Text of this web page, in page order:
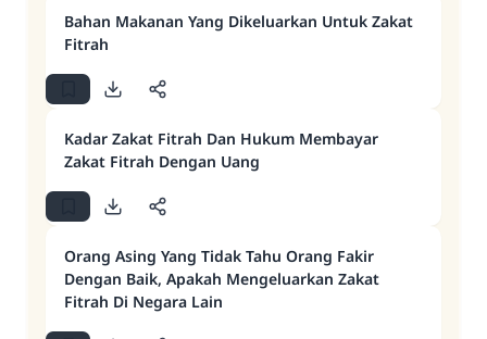
Bahan Makanan Yang Dikeluarkan Untuk Zakat
Fitrah
Kadar Zakat Fitrah Dan Hukum Membayar
Zakat Fitrah Dengan Uang
Orang Asing Yang Tidak Tahu Orang Fakir
Dengan Baik, Apakah Mengeluarkan Zakat
Fitrah Di Negara Lain